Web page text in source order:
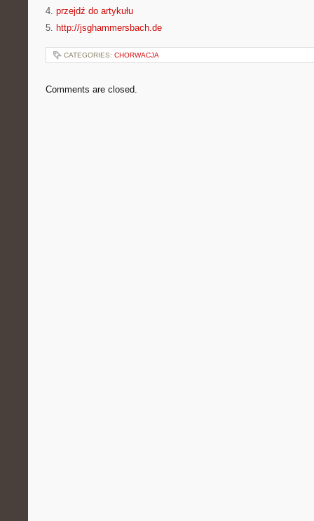
4. przejdź do artykułu
5. http://jsghammersbach.de
CATEGORIES: CHORWACJA
Comments are closed.